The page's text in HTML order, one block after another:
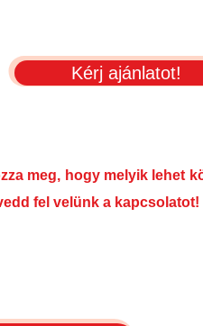
Kérj ajánlatot!
meg, hogy melyik lehet
fel velünk a kapcsolatot!